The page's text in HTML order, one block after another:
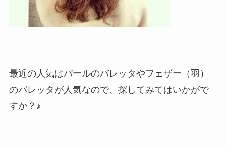
最近の人気はパールのバレッタやフェザー（羽）
のバレッタが人気なので、探してみてはいかがで
すか？♪